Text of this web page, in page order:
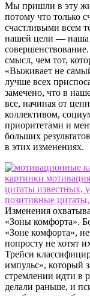
Мы пришли в эту
потому что только
счастливыми всем
нашей цели — наша
смысл, чем тот,
«Выживает не
лучше всех
замечено, что в
все, начиная от
коллективом,
приоритетами и
больших
в этих изменениях.
Изменения
«Зоны комфорта».
«Зоне комфорта»,
попросту не хотят
Трейси
импульс», который
стремлении идти в
делали раньше, и